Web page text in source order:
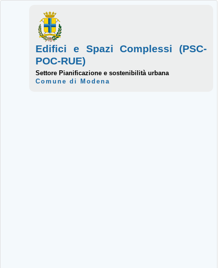
Edifici e Spazi Complessi (PSC-
POC-RUE)
Settore Pianificazione e sostenibilità urbana
Comune di Modena